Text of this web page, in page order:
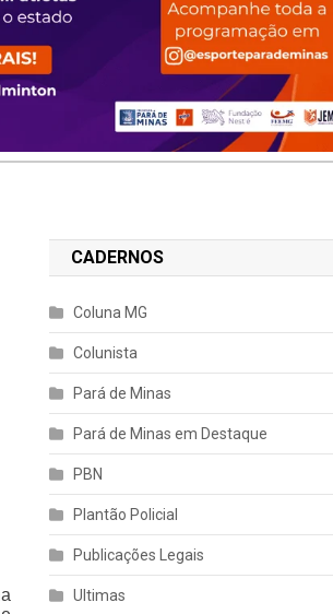
CADERNOS
Coluna MG
Colunista
Pará de Minas
Pará de Minas em Destaque
PBN
Plantão Policial
Publicações Legais
Ultimas